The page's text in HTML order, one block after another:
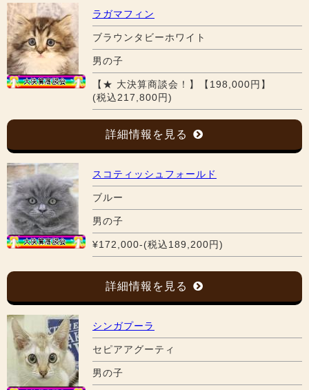
ラガマフィン
ブラウンタビーホワイト
男の子
【★ 大決算商談会！】【198,000円】
(税込217,800円)
詳細情報を見る
スコティッシュフォールド
ブルー
男の子
¥172,000-(税込189,200円)
詳細情報を見る
シンガプーラ
セピアアグーティ
男の子